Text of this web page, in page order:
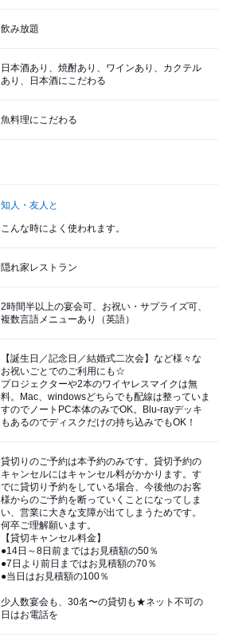
飲み放題
日本酒あり、焼酎あり、ワインあり、カクテル
あり、日本酒にこだわる
魚料理にこだわる
知人・友人と
こんな時によく使われます。
隠れ家レストラン
2時間半以上の宴会可、お祝い・サプライズ可、
複数言語メニューあり（英語）
【誕生日／記念日／結婚式二次会】など様々な
お祝いごとでのご利用にも☆
プロジェクターや2本のワイヤレスマイクは無
料。Mac、windowsどちらでも配線は整っていま
すのでノートPC本体のみでOK。Blu-rayデッキ
もあるのでディスクだけの持ち込みでもOK！
貸切りのご予約は本予約のみです。貸切予約の
キャンセルにはキャンセル料がかかります。す
でに貸切り予約をしている場合、今後他のお客
様からのご予約を断っていくことになってしま
い、営業に大きな支障が出てしまうためです。
何卒ご理解願います。
【貸切キャンセル料金】
●14日～8日前まではお見積額の50％
●7日より前日まではお見積額の70％
●当日はお見積額の100％
少人数宴会も、30名〜の貸切も★ネット不可の
日はお電話を